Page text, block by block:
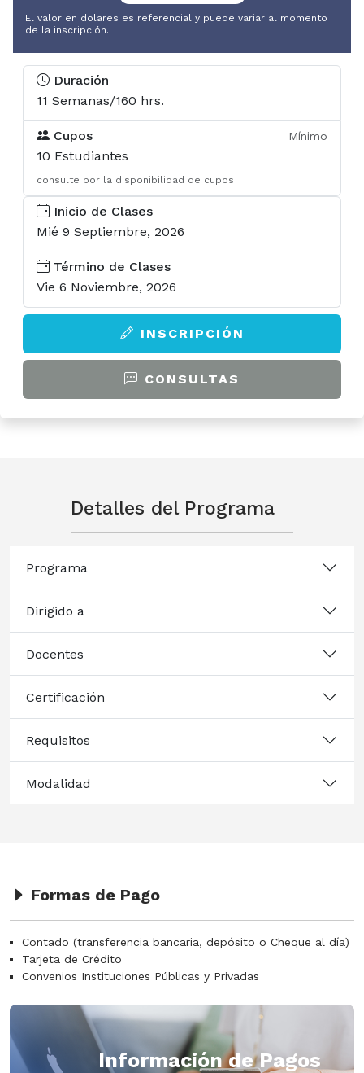
Doctorado en
Envejecimiento
Accesos
Aula virtual
U-Campus
U-Cursos
U-Tesis
El valor en dolares es referencial y puede variar al momento
de la inscripción.
Duración
11 Semanas/160 hrs.
Cupos Mínimo
10 Estudiantes
consulte por la disponibilidad de cupos
Inicio de Clases
Mié 9 Septiembre, 2026
Término de Clases
Vie 6 Noviembre, 2026
INSCRIPCIÓN
CONSULTAS
Detalles del Programa
Programa
Dirigido a
Docentes
Certificación
Requisitos
Modalidad
Formas de Pago
Contado (transferencia bancaria, depósito o Cheque al día)
Tarjeta de Crédito
Convenios Instituciones Públicas y Privadas
Información de Pagos